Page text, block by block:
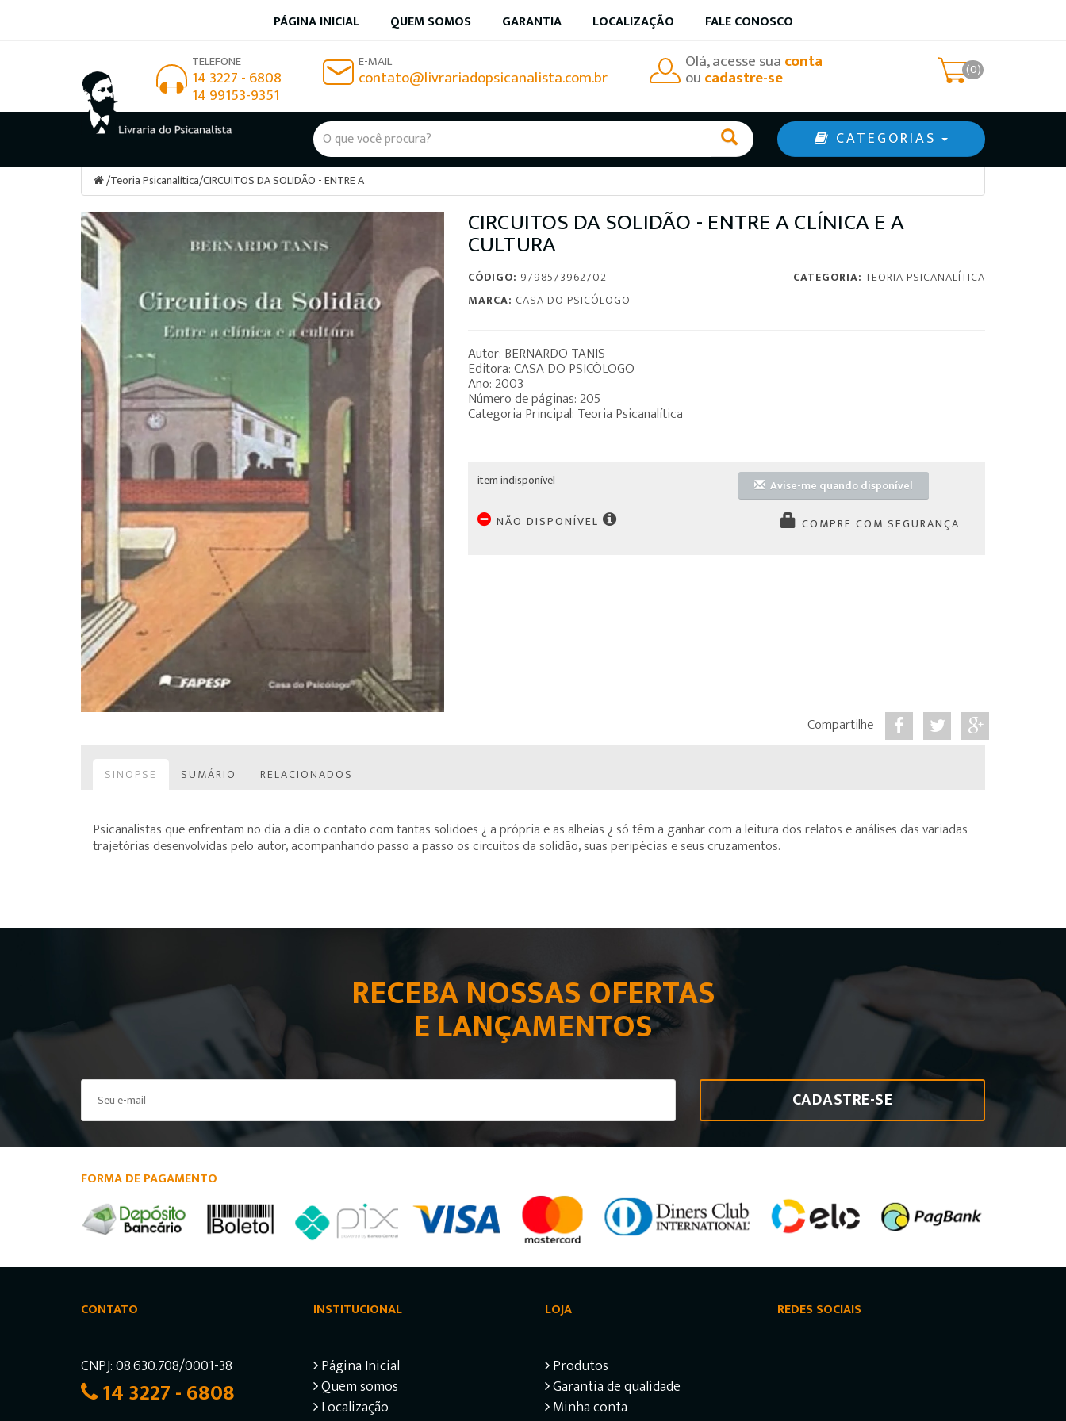
PÁGINA INICIAL QUEM SOMOS GARANTIA LOCALIZAÇÃO FALE CONOSCO
TELEFONE
14 3227 - 6808
14 99153-9351
E-MAIL
contato@livrariadopsicanalista.com.br
Olá, acesse suaconta
oucadastre-se (0)
CATEGORIAS
/Teoria Psicanalítica/CIRCUITOS DA SOLIDÃO - ENTRE A
CIRCUITOS DA SOLIDÃO - ENTRE A CLÍNICA E A
CULTURA
CÓDIGO: 9798573962702 CATEGORIA: TEORIA PSICANALÍTICA
MARCA: CASA DO PSICÓLOGO
Autor: BERNARDO TANIS
Editora: CASA DO PSICÓLOGO
Ano: 2003
Número de páginas: 205
Categoria Principal: Teoria Psicanalítica
item indisponível
Avise-me quando disponível
NÃO DISPONÍVEL
COMPRE COM SEGURANÇA
Compartilhe
SINOPSE SUMÁRIO RELACIONADOS
Psicanalistas que enfrentam no dia a dia o contato com tantas solidões ¿ a própria e as alheias ¿ só têm a ganhar com a leitura dos relatos e análises das variadas
trajetórias desenvolvidas pelo autor, acompanhando passo a passo os circuitos da solidão, suas peripécias e seus cruzamentos.
RECEBA NOSSAS OFERTAS
E LANÇAMENTOS
CADASTRE-SE
FORMA DE PAGAMENTO
CONTATO
CNPJ: 08.630.708/0001-38
14 3227 - 6808
INSTITUCIONAL
Página Inicial
Quem somos
Localização
LOJA
Produtos
Garantia de qualidade
Minha conta
REDES SOCIAIS